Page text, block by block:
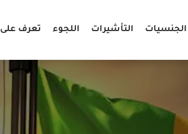
الجنسيات التأشيرات اللجوء تعرف